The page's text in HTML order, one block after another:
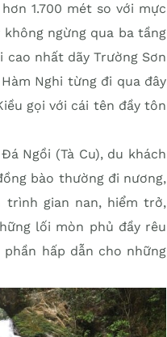
1.700 mét so với mực
ngừng qua ba tầng
nhất dãy Trường Sơn
Nghi từng đi qua đây
gọi với cái tên đầy tôn
Ngồi (Tà Cu), du khách
bào thường đi nương,
trình gian nan, hiểm trở,
lối mòn phủ đầy rêu
hấp dẫn cho những